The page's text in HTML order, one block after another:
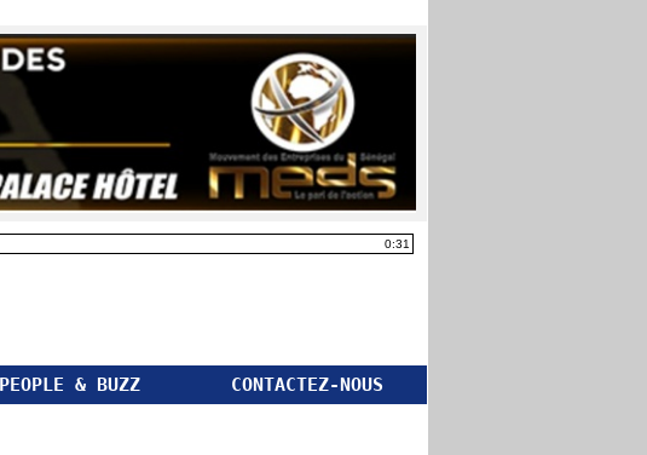
0:31
PEOPLE & BUZZ CONTACTEZ-NOUS